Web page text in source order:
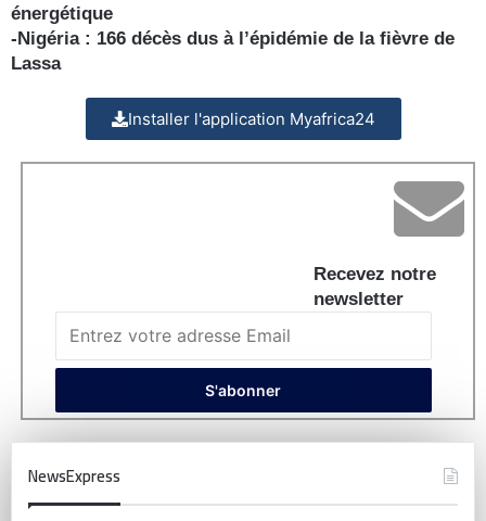
énergétique
-Nigéria : 166 décès dus à l’épidémie de la fièvre de
Lassa
Installer l'application Myafrica24
Recevez notre
newsletter
NewsExpress